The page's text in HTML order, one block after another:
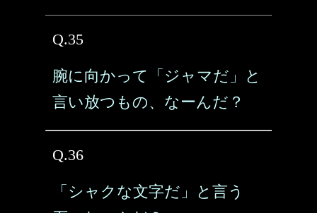
Q.35
腕に向かって「ジャマだ」と
言い放つもの、なーんだ？
Q.36
「シャクな文字だ」と言う